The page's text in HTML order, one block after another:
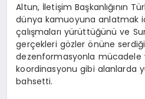
Altun, İletişim Başkanlığının
dünya kamuoyuna anlatmak
çalışmaları yürüttüğünü ve
gerçekleri gözler önüne
dezenformasyonla mücadele
koordinasyonu gibi alanlarda
bahsetti.